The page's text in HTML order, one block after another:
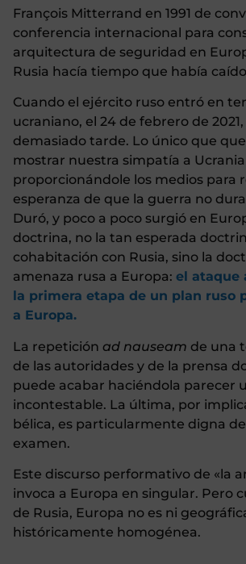
François Mitterrand en 1991 de
conferencia internacional para
arquitectura de seguridad en
Rusia hacía tiempo que había
Cuando el ejército ruso entró en
ucraniano, el 24 de febrero de 2021,
demasiado tarde. Lo único que
mostrar nuestra simpatía a Ucrania
proporcionándole los medios para
esperanza de que la guerra no
Duró, y poco a poco surgió en
doctrina, no la tan esperada
cohabitación con Rusia, sino la
amenaza rusa a Europa: el ataque
la primera etapa de un plan ruso
a Europa.
La repetición ad nauseam de una
de las autoridades y de la prensa
puede acabar haciéndola parecer
incontestable. La última, por
bélica, es particularmente digna
examen.
Este discurso performativo de «la
invoca a Europa en singular. Pero
de Rusia, Europa no es ni
históricamente homogénea.